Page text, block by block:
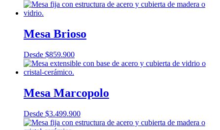
Mesa Brioso
Desde $859.900
Mesa Marcopolo
Desde $3.499.900